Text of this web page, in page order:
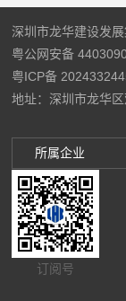
深圳市龙华建设发
粤公网安备
粤ICP备
地址：深圳市龙华
所属企业
订阅号